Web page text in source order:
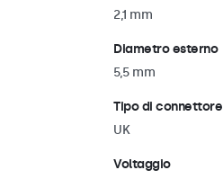
2,1 mm
Diametro esterno
5,5 mm
Tipo di connettore
UK
Voltaggio